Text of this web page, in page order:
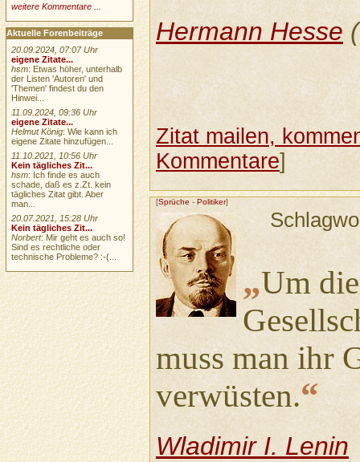
Hermann Hesse
Zitat mailen,
Kommentare]
[Sprüche - Politiker]
„Um
muss man ihr
verwüsten.“
Wladimir I. Lenin
weitere Kommentare ...
Aktuelle Forenbeiträge
20.09.2024, 07:07 Uhr
eigene Zitate...
hsm: Etwas höher, unterhalb
der Listen 'Autoren' und
'Themen' findest du den
Hinwei...
11.09.2024, 09:36 Uhr
eigene Zitate...
Helmut König: Wie kann ich
eigene Zitate hinzufügen...
11.10.2021, 10:56 Uhr
Kein tägliches Zit...
hsm: Ich finde es auch
schade, daß es z.Zt. kein
tägliches Zitat gibt. Aber
man...
20.07.2021, 15:28 Uhr
Kein tägliches Zit...
Norbert: Mir geht es auch so!
Sind es rechtliche oder
technische Probleme? :-(...